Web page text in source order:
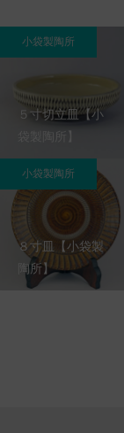
５寸切立皿【小
袋製陶所】
小袋製陶所
８寸皿【小袋製
陶所】
小袋製陶所